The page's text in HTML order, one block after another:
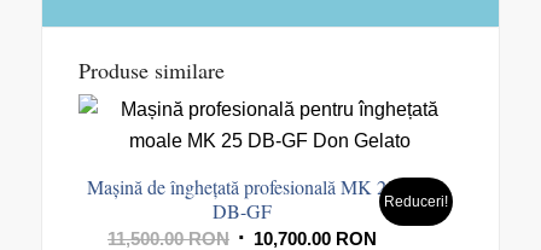
Produse similare
Mașină de înghețată profesională MK 25
DB-GF
11,500.00RON Prețul
10,700.00 RONPrețul
Reduceri!